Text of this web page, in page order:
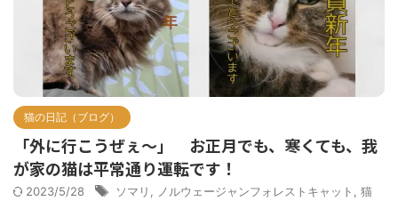
猫の日記（ブログ）
「外に行こうぜぇ～」 お正月でも、寒くても、我
が家の猫は平常通り運転です！
2023/5/28 ソマリ , ノルウェージャンフォレストキャット , 猫